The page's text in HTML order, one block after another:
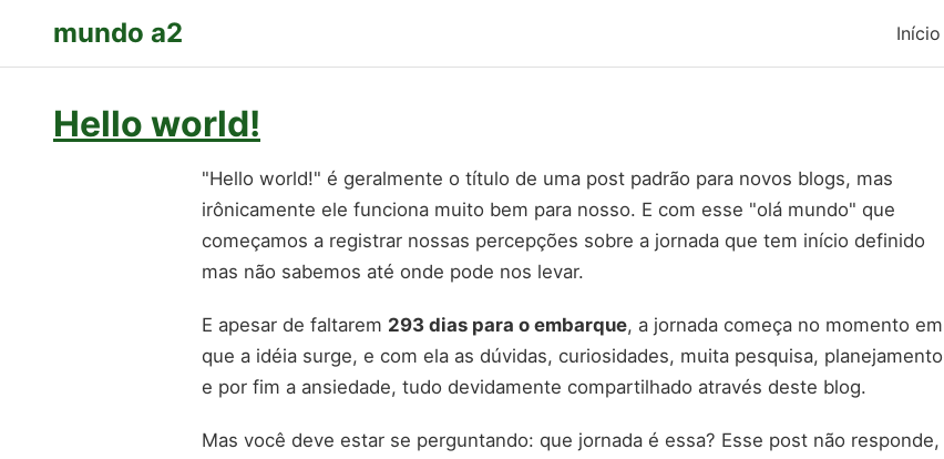
mundo a2 Início
Hello world!
"Hello world!" é geralmente o título de uma post padrão para novos blogs, mas
irônicamente ele funciona muito bem para nosso. E com esse "olá mundo" que
começamos a registrar nossas percepções sobre a jornada que tem início definido
mas não sabemos até onde pode nos levar.
E apesar de faltarem 293 dias para o embarque, a jornada começa no momento em
que a idéia surge, e com ela as dúvidas, curiosidades, muita pesquisa, planejamento
e por fim a ansiedade, tudo devidamente compartilhado através deste blog.
Mas você deve estar se perguntando: que jornada é essa? Esse post não responde,